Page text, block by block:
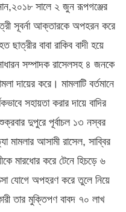
সালে ২ জুন রূপগঞ্জের
সূবর্না আক্তারকে অপহরন করে
বাবা রাকিব বাদী হয়ে
সম্পাদক রাসেলসহ ৪ জনকে
দায়ের করে। মামলাটি বর্তমানে
সহায়তা করার দায়ে বাদির
দুপুরে পূর্বাচল ১৩ নস্বর
মামলার আসামী রাসেল, সাব্বির
মারধোর করে টেনে হিচড়ে ৬
যোগে অপহরণ করে তুলে নিয়ে
তার মুক্তিপণ বাবদ ৭০ লাখ